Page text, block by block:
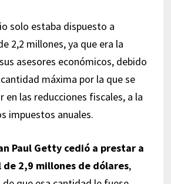
solo estaba dispuesto a
2,2 millones, ya que era la
asesores económicos, debido
máxima por la que se
en las reducciones fiscales, a la
impuestos anuales.
Paul Getty cedió a prestar a
2,9 millones de dólares,